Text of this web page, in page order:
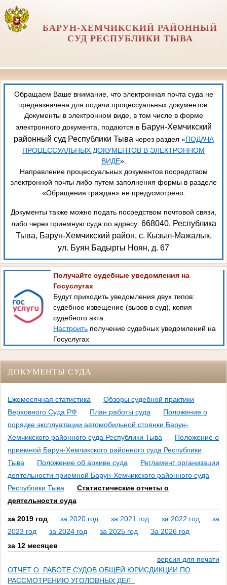
БАРУН-ХЕМЧИКСКИЙ РАЙОННЫЙ
СУД РЕСПУБЛИКИ ТЫВА
Обращаем Ваше внимание, что электронная почта суда не
предназначена для подачи процессуальных документов.
Документы в электронном виде, в том числе в форме
электронного документа, подаются в Барун-Хемчикский
районный суд Республики Тывачерез раздел «ПОДАЧА
ПРОЦЕССУАЛЬНЫХ ДОКУМЕНТОВ В ЭЛЕКТРОННОМ
ВИДЕ».
Направление процессуальных документов посредством
электронной почты либо путем заполнения формы в разделе
«Обращения граждан» не предусмотрено.
Документы также можно подать посредством почтовой связи,
либо через приемную суда по адресу: 668040, Республика
Тыва, Барун-Хемчикский район, с. Кызыл-Мажалык,
ул. Буян Бадыргы Ноян, д. 67
Получайте судебные уведомления на
Госуслугах
Будут приходить уведомления двух типов:
судебное извещение (вызов в суд), копия
судебного акта.
Настроить получение судебных уведомлений на
Госуслугах
ДОКУМЕНТЫ СУДА
Ежемесячная статистика
Обзоры судебной практики
Верховного Суда РФ
План работы суда
Положение о
порядке эксплуатации автомобильной стоянки Барун-
Хемчикского районного суда Республики Тыва
Положение о
приемной Барун-Хемчикского районного суда Республики
Тыва
Положение об архиве суда
Регламент организации
деятельности приемной Барун-Хемчикского районного суда
Республики Тыва
Статистические отчеты о
деятельности суда
за 2019 год за 2020 год за 2021 год за 2022 год
за
2023 год
за 2024 год за 2025 год
За 2026 год
за 12 месяцев
версия для печати
ОТЧЕТ О РАБОТЕ СУДОВ ОБЩЕЙ ЮРИСДИКЦИИ ПО
РАССМОТРЕНИЮ УГОЛОВНЫХ ДЕЛ